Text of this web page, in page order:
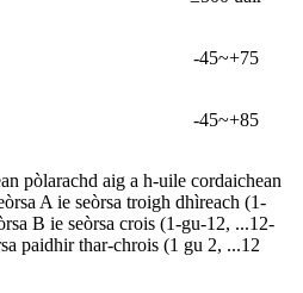
-45~+75
-45~+85
pòlarachd aig a h-uile cordaichean
A ie seòrsa troigh dhìreach (1-
B ie seòrsa crois (1-gu-12, ...12-
paidhir thar-chrois (1 gu 2, ...12